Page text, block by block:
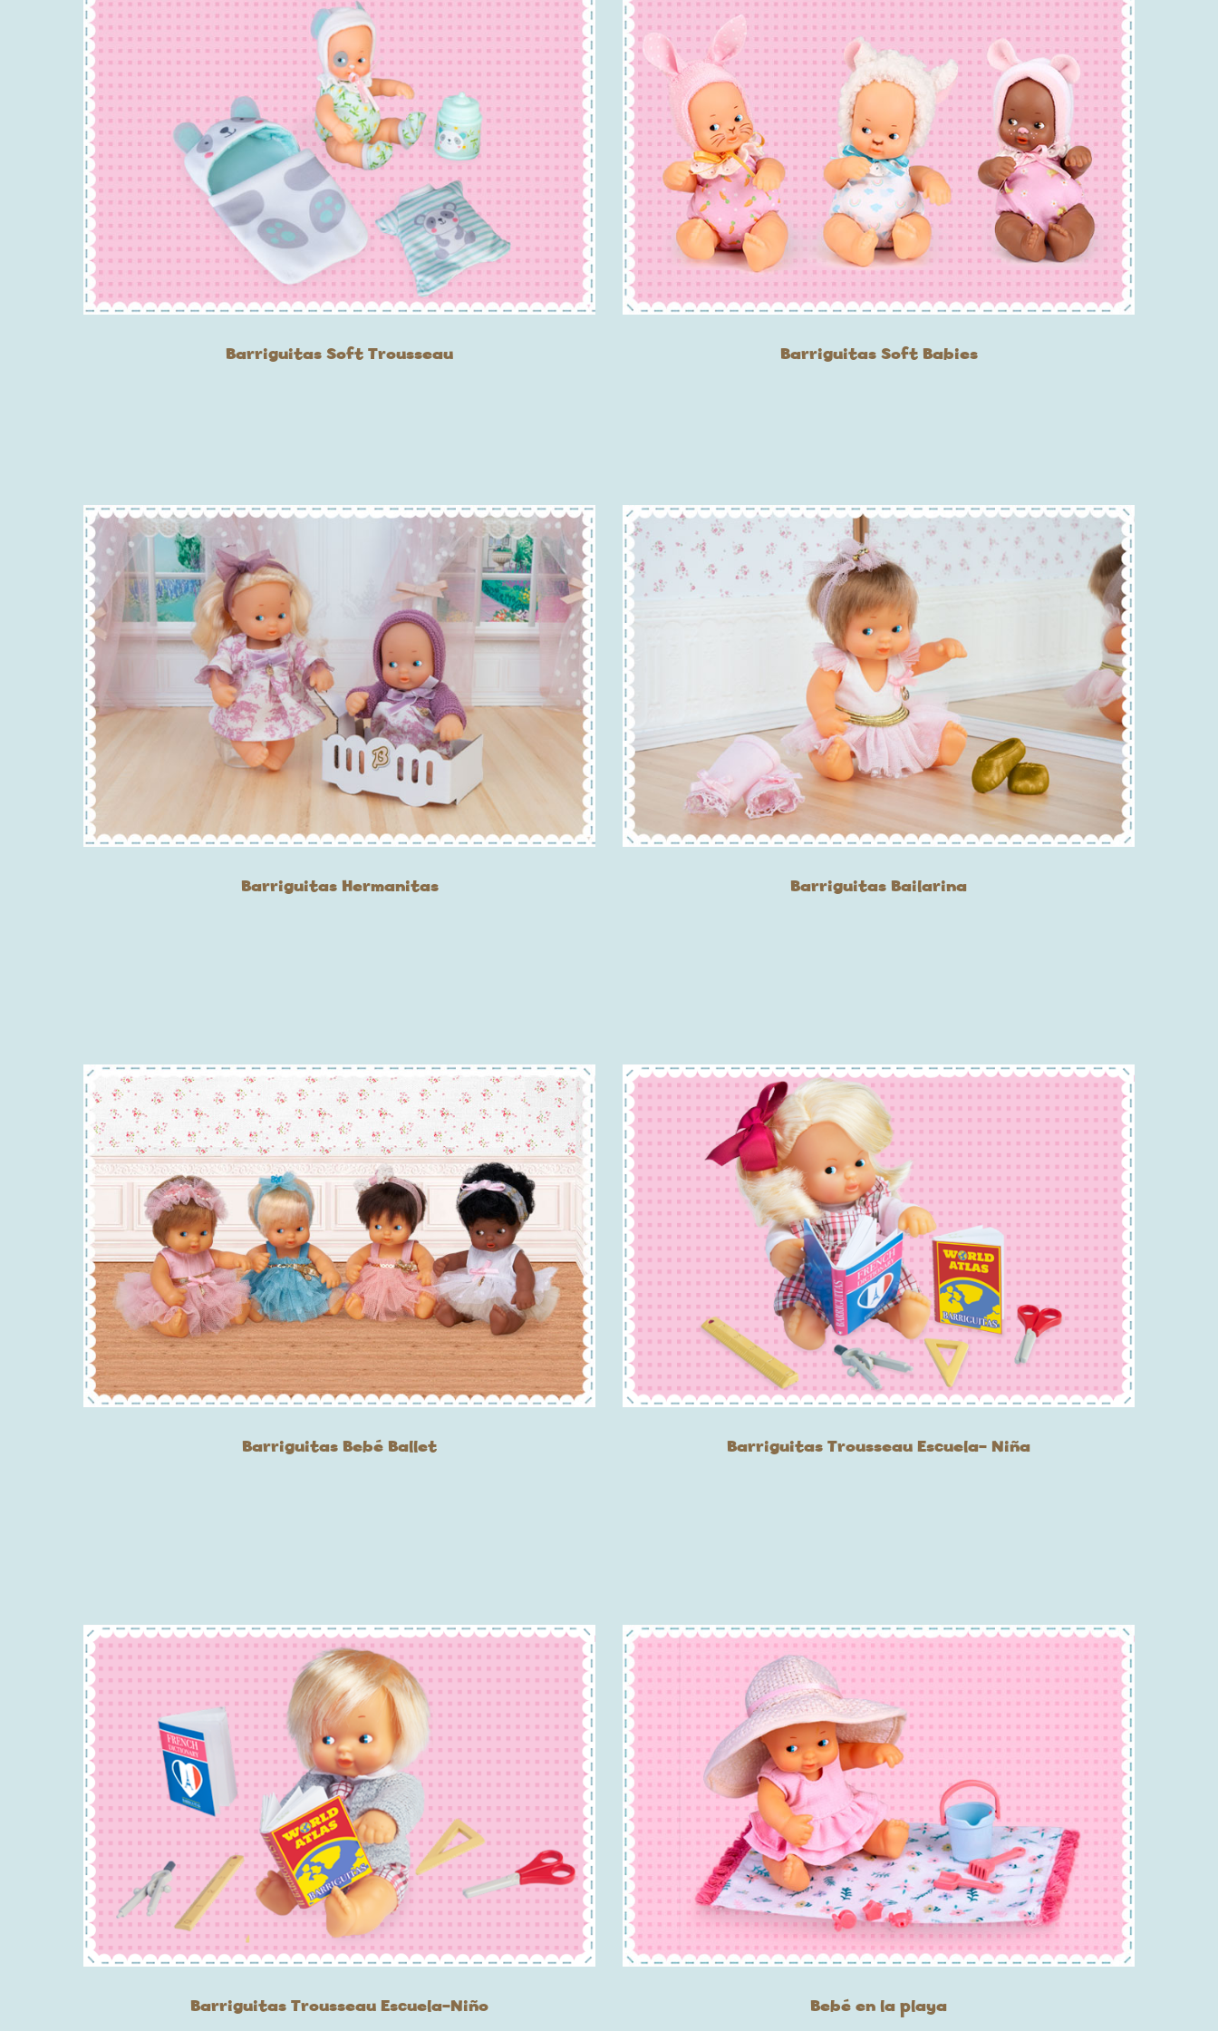
Barriguitas Soft Trousseau Barriguitas Soft Babies
Barriguitas Hermanitas Barriguitas Bailarina
Barriguitas Bebé Ballet Barriguitas Trousseau Escuela- Niña
Barriguitas Trousseau Escuela-Niño Bebé en la playa